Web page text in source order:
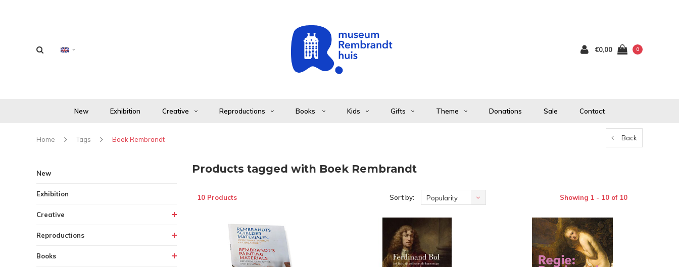
€0,00 0
New Exhibition Creative Reproductions Books Kids Gifts Theme Donations Sale Contact
Home Tags Boek Rembrandt Back
New
Exhibition
Creative
Reproductions
Books
Products tagged with Boek Rembrandt
10 Products Sort by: Popularity Showing 1 - 10 of 10